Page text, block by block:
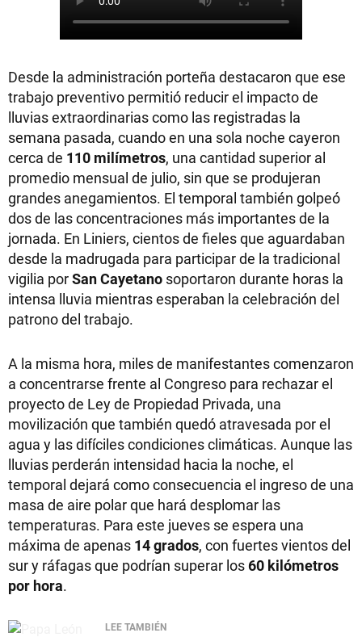
Desde la administración porteña destacaron que ese
trabajo preventivo permitió reducir el impacto de
lluvias extraordinarias como las registradas la
semana pasada, cuando en una sola noche cayeron
cerca de 110 milímetros, una cantidad superior al
promedio mensual de julio, sin que se produjeran
grandes anegamientos. El temporal también golpeó
dos de las concentraciones más importantes de la
jornada. En Liniers, cientos de fieles que aguardaban
desde la madrugada para participar de la tradicional
vigilia porSan Cayetano soportaron durante horas la
intensa lluvia mientras esperaban la celebración del
patrono del trabajo.
A la misma hora, miles de manifestantes comenzaron
a concentrarse frente al Congreso para rechazar el
proyecto de Ley de Propiedad Privada, una
movilización que también quedó atravesada por el
agua y las difíciles condiciones climáticas. Aunque las
lluvias perderán intensidad hacia la noche, el
temporal dejará como consecuencia el ingreso de una
masa de aire polar que hará desplomar las
temperaturas. Para este jueves se espera una
máxima de apenas 14 grados, con fuertes vientos del
sur y ráfagas que podrían superar los60 kilómetros
por hora.
LEE TAMBIÉN